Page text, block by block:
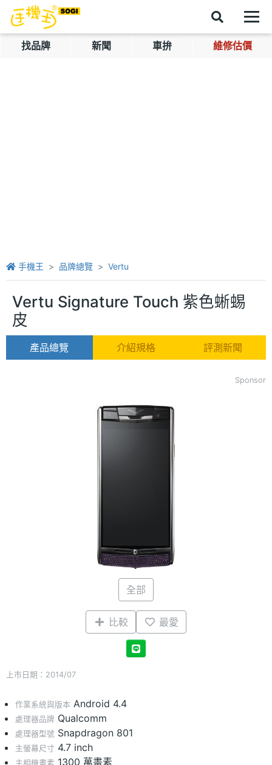
找品牌 新聞 車拚 維修估價
手機王 品牌總覽 Vertu
Vertu Signature Touch 紫色蜥蜴
皮
產品總覽 介紹規格 評測新聞
Sponsor
全部
比較 最愛
上市日期：2014/07
作業系統與版本 Android 4.4
處理器品牌 Qualcomm
處理器型號 Snapdragon 801
主螢幕尺寸 4.7 inch
主相機畫素 1300 萬畫素